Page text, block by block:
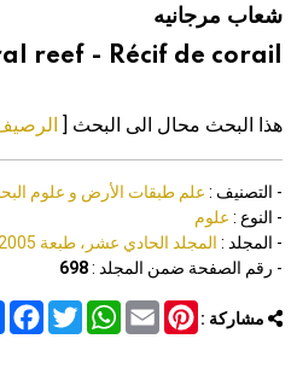
هيئة الموسوعة العربية تطلقشعاب مرجانيه
reef - Récif de corail
هذا البحث محال الى البحث [
- التصنيف : علم طبقات الأرض و علوم
- النوع : علوم
- المجلد : المجلد الحادي عشر، طبعة 2005، دمشق
- رقم الصفحة ضمن المجلد :698
مشاركة : Twitter
WhatsAppEmail
Pinterest